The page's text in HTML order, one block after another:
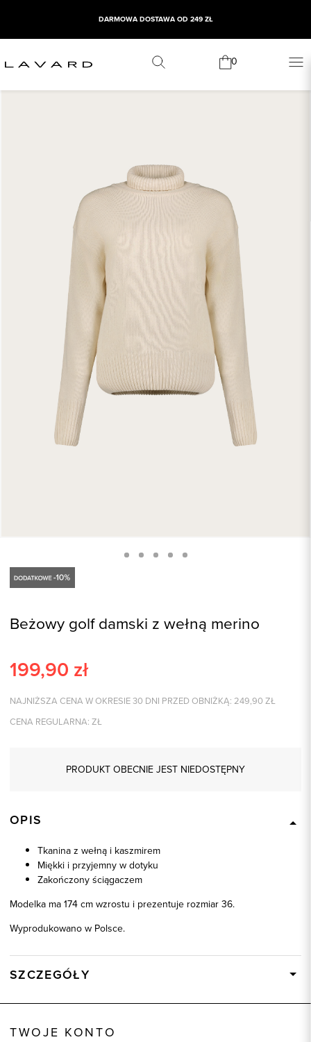
DARMOWA DOSTAWA OD 249 ZŁ
0
Beżowy golf damski z wełną merino
199,90 zł
NAJNIŻSZA CENA W OKRESIE 30 DNI PRZED OBNIŻKĄ: 249,90 ZŁ
CENA REGULARNA: ZŁ
PRODUKT OBECNIE JEST NIEDOSTĘPNY
OPIS
Tkanina z wełną i kaszmirem
Miękki i przyjemny w dotyku
Zakończony ściągaczem
Modelka ma 174 cm wzrostu i prezentuje rozmiar 36.
Wyprodukowano w Polsce.
SZCZEGÓŁY
TWOJE KONTO